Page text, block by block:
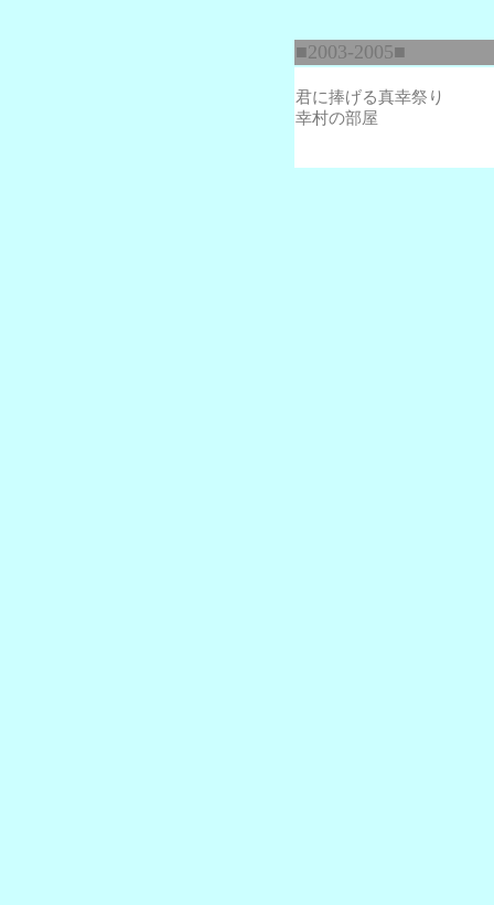
■2003-2005■
君に捧げる真幸祭り
幸村の部屋